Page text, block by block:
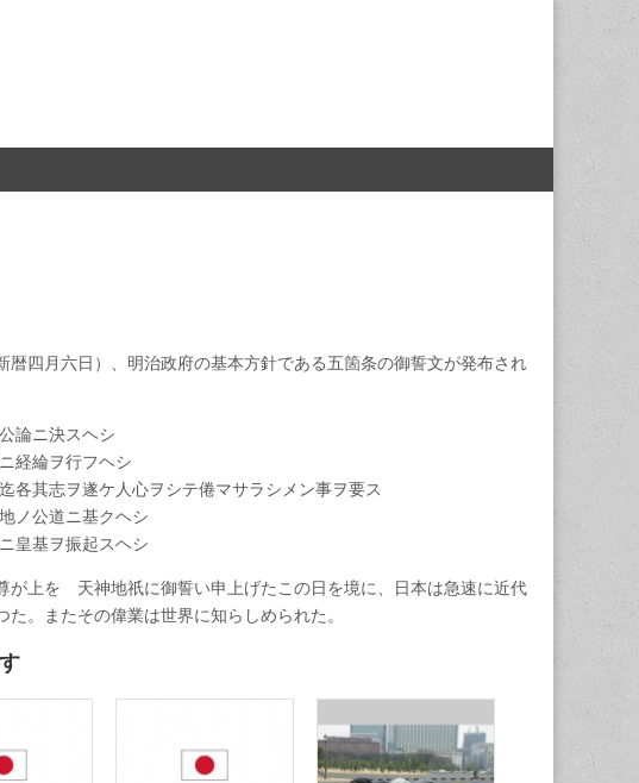
暦四月六日）、明治政府の基本方針である五箇条の御誓文が発布され
論ニ決スヘシ
経綸ヲ行フヘシ
各其志ヲ遂ケ人心ヲシテ倦マサラシメン事ヲ要ス
ノ公道ニ基クヘシ
皇基ヲ振起スヘシ
上を 天神地祇に御誓い申上げたこの日を境に、日本は急速に近代
た。またその偉業は世界に知らしめられた。